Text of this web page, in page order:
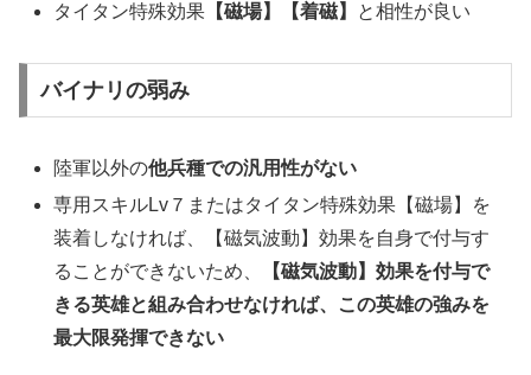
タイタン特殊効果 【磁場】【着磁】 と相性が良い
バイナリの弱み
陸軍以外の他兵種での汎用性がない
専用スキルLv７またはタイタン特殊効果【磁場】を
装着しなければ、【磁気波動】効果を自身で付与す
ることができないため、
【磁気波動】効果を付与で
きる英雄と組み合わせなければ、この英雄の強みを
最大限発揮できない